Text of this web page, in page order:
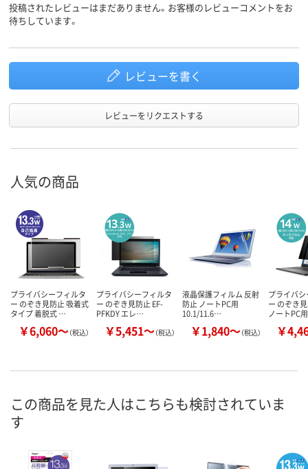
投稿されたレビューはまだありません。お客様のレビューコメントをお
待ちしています。
レビューを書く
レビューをリクエストする
人気の商品
プライバシーフィルタ
ー のぞき見防止 吸着式
タイプ 着脱式 …
￥6,060～（税込）
プライバシーフィルタ
ー のぞき見防止 EF-
PFKDY エレ…
￥5,451～（税込）
液晶保護フィルム 反射
防止 ノートPC用
10.1/11.6…
￥1,840～（税込）
プライバ
ー のぞき
ノートPC
￥
この商品を見た人はこちらも検討されていま
す